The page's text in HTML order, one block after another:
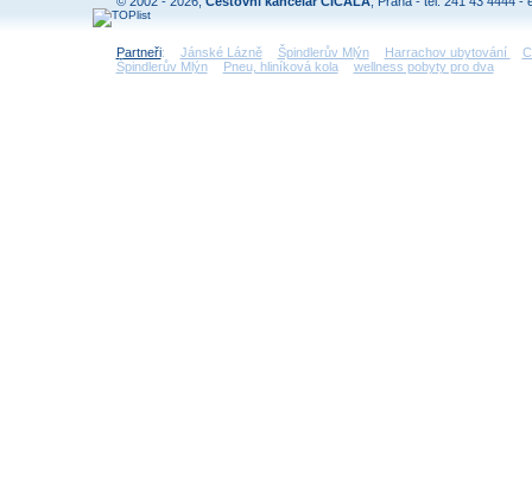
Partneři: Jánské Lázně Špindlerův Mlýn Harrachov ubytování
Špindlerův Mlýn
Pneu, hliníková kola wellness pobyty pro dva